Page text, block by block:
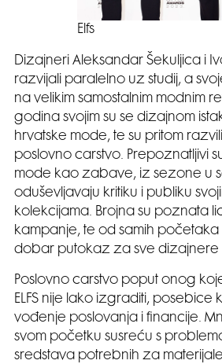
Elfs
Dizajneri Aleksandar Šekuljica i
razvijali paralelno uz studij, a
na velikim samostalnim modnim
godina svojim su se dizajnom
hrvatske mode, te su pritom
poslovno carstvo. Prepoznatljivi
mode kao zabave, iz sezone u
oduševljavaju kritiku i publiku
kolekcijama. Brojna su poznata
kampanje, te od samih početaka
dobar putokaz za sve dizajnere
Poslovno carstvo poput onog
ELFS nije lako izgraditi, posebice
vođenje poslovanja i financije.
svom početku susreću s
sredstava potrebnih za